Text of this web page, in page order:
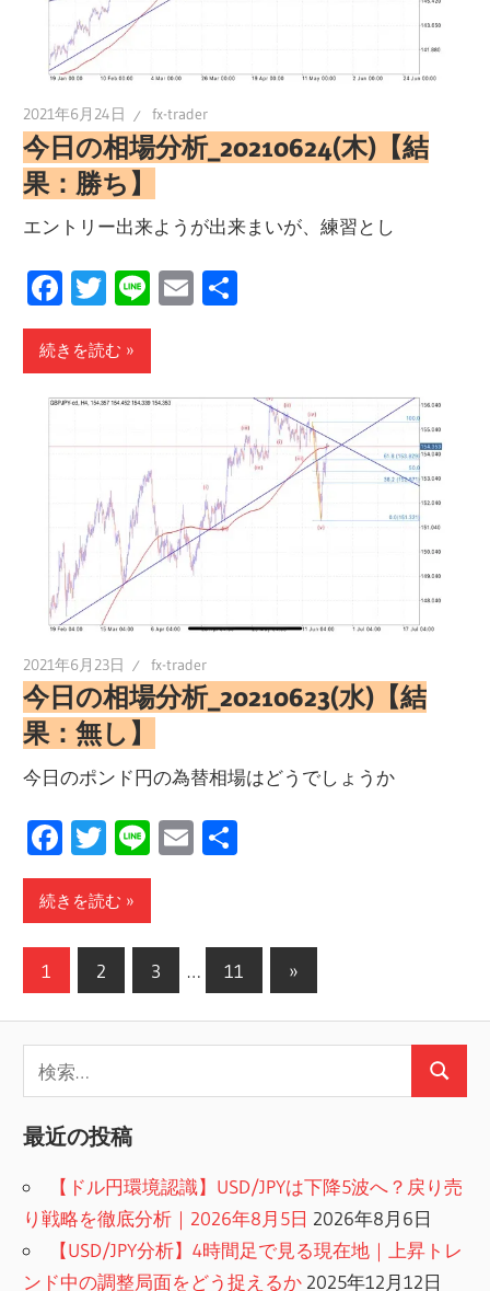
2021年6月24日 fx-trader
今日の相場分析_20210624(木)【結
果：勝ち】
エントリー出来ようが出来まいが、練習とし
Facebook
Twitter
LineEmail
続きを読む
2021年6月23日 fx-trader
今日の相場分析_20210623(水)【結
果：無し】
今日のポンド円の為替相場はどうでしょうか
Facebook
Twitter
LineEmail
続きを読む
投
の
ペ
ー
ジ
送
り
1 2 3 … 11
次
の
»
索:
検
最近の投稿
【ドル円環境認識】USD/JPYは下降5波へ？戻り売
り戦略を徹底分析｜2026年8月5日 2026年8月6日
【USD/JPY分析】4時間足で見る現在地｜上昇トレ
ンド中の調整局面をどう捉えるか 2025年12月12日